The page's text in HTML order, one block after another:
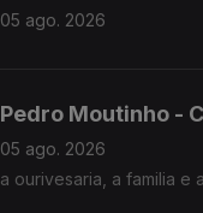
05 ago. 2026
Pedro Moutinho -
05 ago. 2026
a ourivesaria, a familia e